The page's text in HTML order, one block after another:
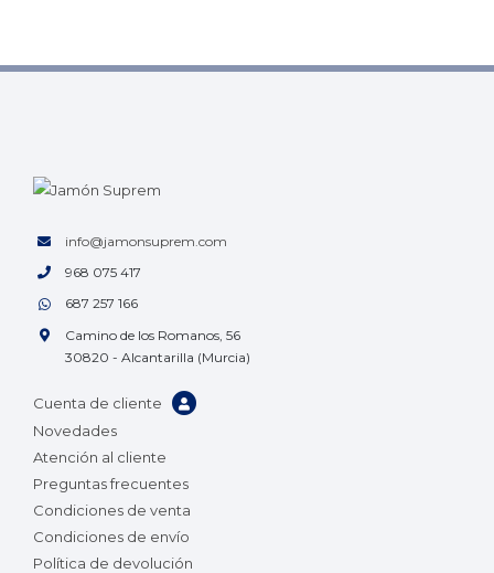
info@jamonsuprem.com
968 075 417
687 257 166
Camino de los Romanos, 56
30820 - Alcantarilla (Murcia)
Cuenta de cliente
Novedades
Atención al cliente
Preguntas frecuentes
Condiciones de venta
Condiciones de envío
Política de devolución